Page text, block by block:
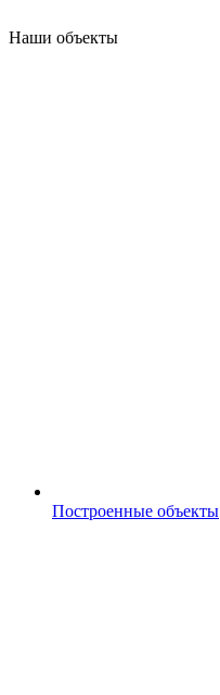
Наши объекты
Построенные объекты